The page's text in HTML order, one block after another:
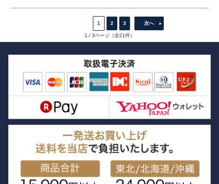
1 2 3 次へ
1 / 3ページ（全21件）